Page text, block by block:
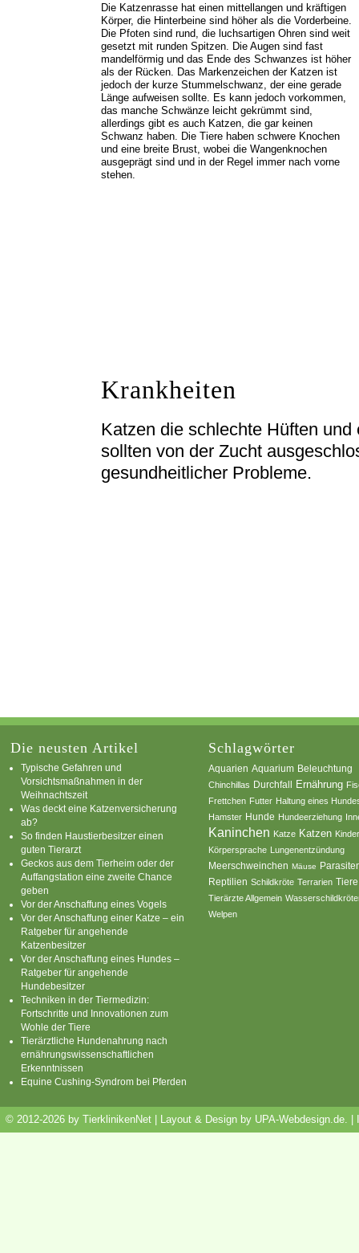
Die Katzenrasse hat einen mittellangen und kräftigen
Körper, die Hinterbeine sind höher als die Vorderbeine.
Die Pfoten sind rund, die luchsartigen Ohren sind weit
gesetzt mit runden Spitzen. Die Augen sind fast
mandelförmig und das Ende des Schwanzes ist höher
als der Rücken. Das Markenzeichen der Katzen ist
jedoch der kurze Stummelschwanz, der eine gerade
Länge aufweisen sollte. Es kann jedoch vorkommen,
das manche Schwänze leicht gekrümmt sind,
allerdings gibt es auch Katzen, die gar keinen
Schwanz haben. Die Tiere haben schwere Knochen
und eine breite Brust, wobei die Wangenknochen
ausgeprägt sind und in der Regel immer nach vorne
stehen.
Krankheiten
Katzen die schlechte Hüften
sollten von der Zucht
gesundheitlicher Probleme.
Die neusten Artikel
Typische Gefahren und
Vorsichtsmaßnahmen in der
Weihnachtszeit
Was deckt eine Katzenversicherung
ab?
So finden Haustierbesitzer einen
guten Tierarzt
Geckos aus dem Tierheim oder der
Auffangstation eine zweite Chance
geben
Vor der Anschaffung eines Vogels
Vor der Anschaffung einer Katze – ein
Ratgeber für angehende
Katzenbesitzer
Vor der Anschaffung eines Hundes –
Ratgeber für angehende
Hundebesitzer
Techniken in der Tiermedizin:
Fortschritte und Innovationen zum
Wohle der Tiere
Tierärztliche Hundenahrung nach
ernährungswissenschaftlichen
Erkenntnissen
Equine Cushing-Syndrom bei Pferden
Schlagwörter
Aquarien Aquarium Beleuchtung
Chinchillas Durchfall Ernährung
Frettchen Futter Haltung eines
Hamster Hunde Hundeerziehung
Kaninchen Katze Katzen
Körpersprache Lungenentzündung
Meerschweinchen Mäuse
Reptilien Schildkröte Terrarien Tiere
Tierärzte Allgemein
Welpen
© 2012-2026 by TierklinikenNet | Layout & Design by UPA-Webdesign.de.